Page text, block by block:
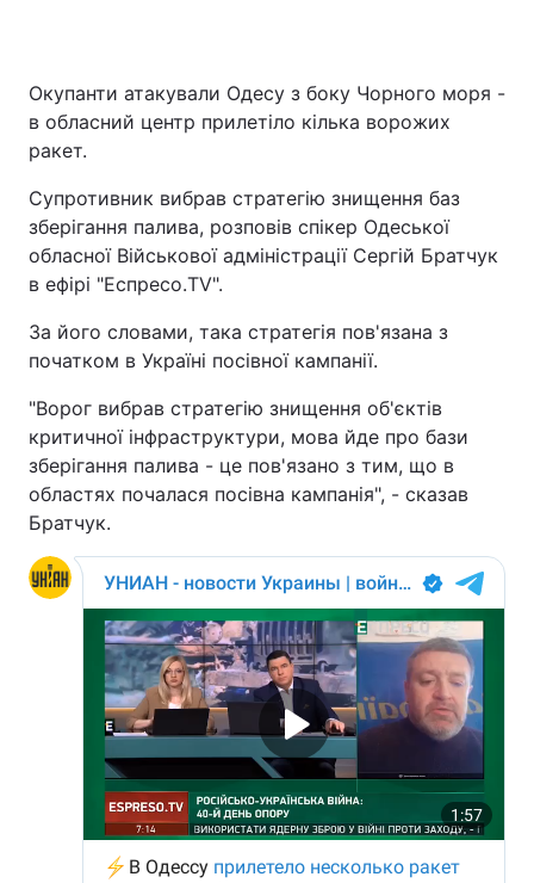
Окупанти атакували Одесу з боку Чорного моря -
в обласний центр прилетіло кілька ворожих
ракет.
Супротивник вибрав стратегію знищення баз
зберігання палива, розповів спікер Одеської
обласної Військової адміністрації Сергій Братчук
в ефірі "Еспресо.TV".
За його словами, така стратегія пов'язана з
початком в Україні посівної кампанії.
"Ворог вибрав стратегію знищення об'єктів
критичної інфраструктури, мова йде про бази
зберігання палива - це пов'язано з тим, що в
областях почалася посівна кампанія", - сказав
Братчук.